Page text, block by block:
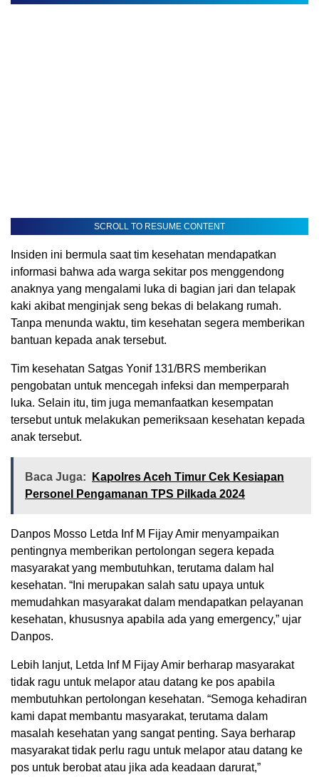
SCROLL TO RESUME CONTENT
Insiden ini bermula saat tim kesehatan mendapatkan
informasi bahwa ada warga sekitar pos menggendong
anaknya yang mengalami luka di bagian jari dan telapak
kaki akibat menginjak seng bekas di belakang rumah.
Tanpa menunda waktu, tim kesehatan segera memberikan
bantuan kepada anak tersebut.
Tim kesehatan Satgas Yonif 131/BRS memberikan
pengobatan untuk mencegah infeksi dan memperparah
luka. Selain itu, tim juga memanfaatkan kesempatan
tersebut untuk melakukan pemeriksaan kesehatan kepada
anak tersebut.
Baca Juga:
Kapolres Aceh Timur Cek Kesiapan
Personel Pengamanan TPS Pilkada 2024
Danpos Mosso Letda Inf M Fijay Amir menyampaikan
pentingnya memberikan pertolongan segera kepada
masyarakat yang membutuhkan, terutama dalam hal
kesehatan. “Ini merupakan salah satu upaya untuk
memudahkan masyarakat dalam mendapatkan pelayanan
kesehatan, khususnya apabila ada yang emergency,” ujar
Danpos.
Lebih lanjut, Letda Inf M Fijay Amir berharap masyarakat
tidak ragu untuk melapor atau datang ke pos apabila
membutuhkan pertolongan kesehatan. “Semoga kehadiran
kami dapat membantu masyarakat, terutama dalam
masalah kesehatan yang sangat penting. Saya berharap
masyarakat tidak perlu ragu untuk melapor atau datang ke
pos untuk berobat atau jika ada keadaan darurat,”